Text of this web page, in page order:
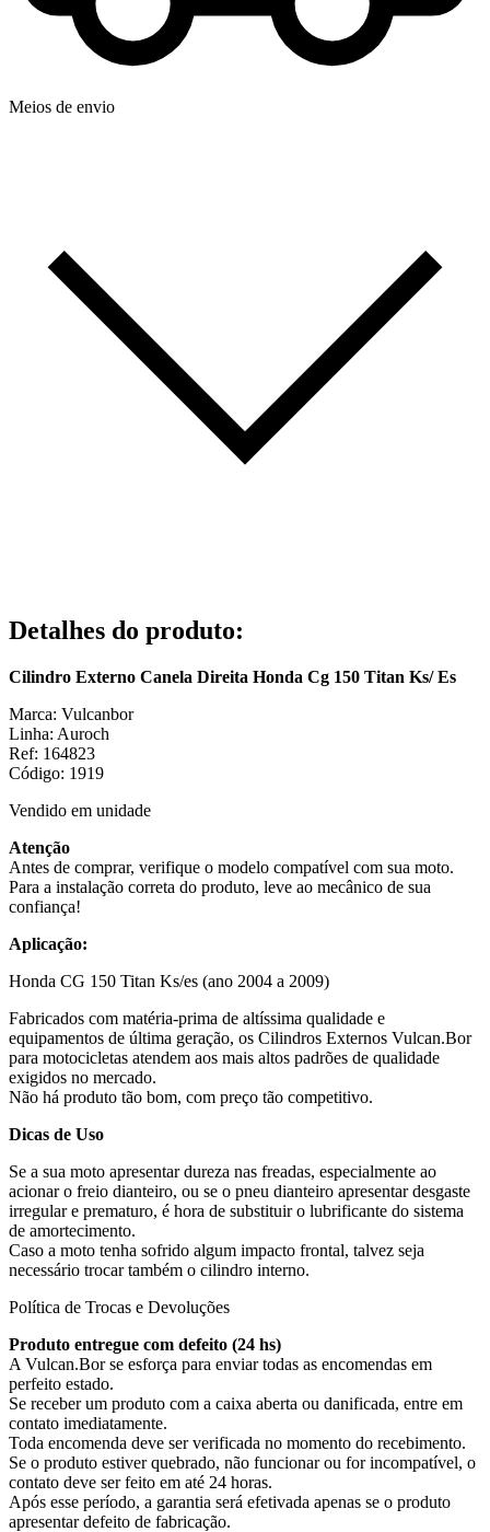
Meios de envio
Detalhes do produto:
Cilindro Externo Canela Direita Honda Cg 150 Titan Ks/ Es
Marca: Vulcanbor
Linha: Auroch
Ref: 164823
Código: 1919
Vendido em unidade
Atenção
Antes de comprar, verifique o modelo compatível com sua moto.
Para a instalação correta do produto, leve ao mecânico de sua
confiança!
Aplicação:
Honda CG 150 Titan Ks/es (ano 2004 a 2009)
Fabricados com matéria-prima de altíssima qualidade e
equipamentos de última geração, os Cilindros Externos Vulcan.Bor
para motocicletas atendem aos mais altos padrões de qualidade
exigidos no mercado.
Não há produto tão bom, com preço tão competitivo.
Dicas de Uso
Se a sua moto apresentar dureza nas freadas, especialmente ao
acionar o freio dianteiro, ou se o pneu dianteiro apresentar desgaste
irregular e prematuro, é hora de substituir o lubrificante do sistema
de amortecimento.
Caso a moto tenha sofrido algum impacto frontal, talvez seja
necessário trocar também o cilindro interno.
Política de Trocas e Devoluções
Produto entregue com defeito (24 hs)
A Vulcan.Bor se esforça para enviar todas as encomendas em
perfeito estado.
Se receber um produto com a caixa aberta ou danificada, entre em
contato imediatamente.
Toda encomenda deve ser verificada no momento do recebimento.
Se o produto estiver quebrado, não funcionar ou for incompatível, o
contato deve ser feito em até 24 horas.
Após esse período, a garantia será efetivada apenas se o produto
apresentar defeito de fabricação.